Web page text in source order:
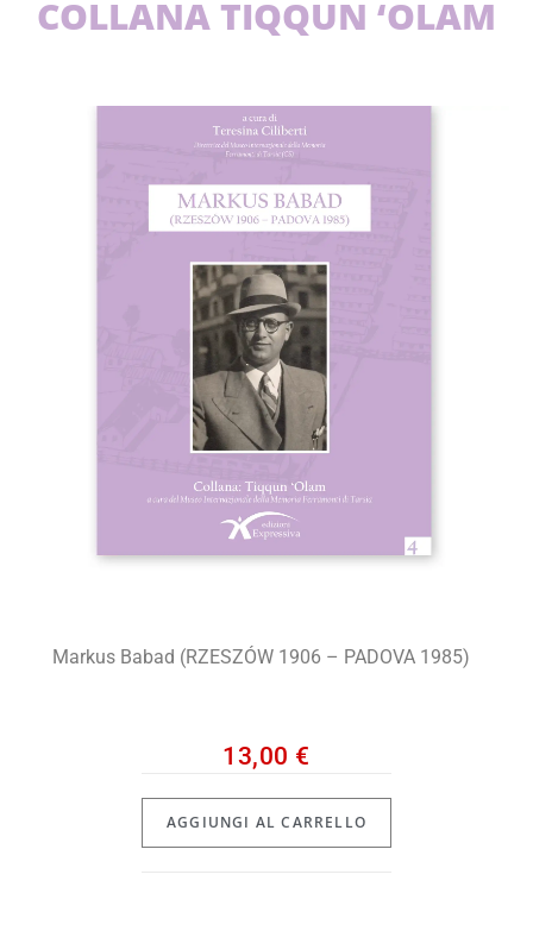
COLLANA TIQQUN ‘OLAM
Markus Babad (RZESZÓW 1906 – PADOVA 1985)
13,00 €
AGGIUNGI AL CARRELLO